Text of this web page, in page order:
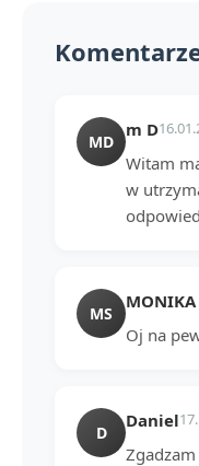
MD
m D
Witam
w
MS
Oj na
D
Daniel